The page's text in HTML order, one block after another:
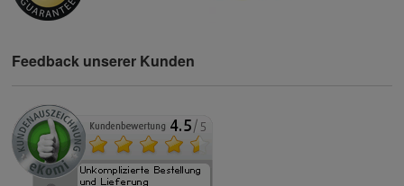
Feedback unserer Kunden